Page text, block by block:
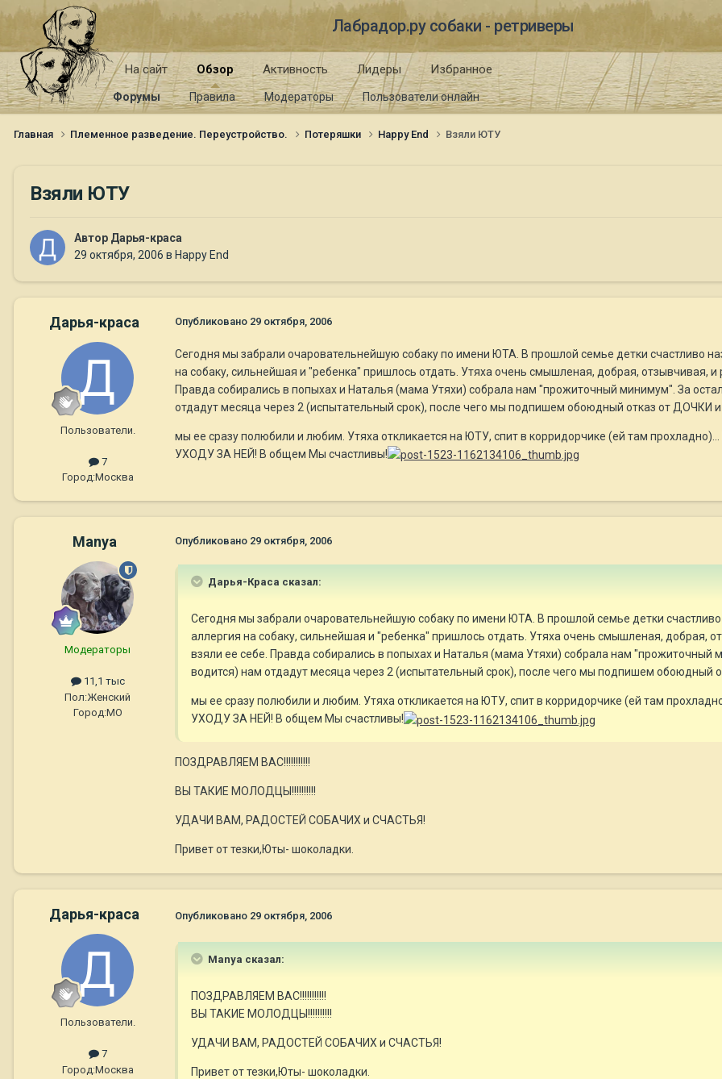
Лабрадор.ру собаки - ретриверы
На сайт Обзор
Форумы Правила Модераторы Пользователи онлайн
Активность Лидеры Избранное
Главная Племенное разведение. Переустройство. Потеряшки Happy End Взяли ЮТУ
Взяли ЮТУ
Автор Дарья-краса
29 октября, 2006 в Happy End
Дарья-краса
Пользователи.
7
Город:Москва
Опубликовано 29 октября, 2006
Сегодня мы забрали очаровательнейшую собаку по имени ЮТА. В прошлой семье детки счастливо
на собаку, сильнейшая и "ребенка" пришлось отдать. Утяха очень смышленая, добрая, отзывчивая,
Правда собирались в попыхах и Наталья (мама Утяхи) собрала нам "прожиточный минимум". За
отдадут месяца через 2 (испытательный срок), после чего мы подпишем обоюдный отказ от ДОЧКИ
мы ее сразу полюбили и любим. Утяха откликается на ЮТУ, спит в корридорчике (ей там
УХОДУ ЗА НЕЙ! В общем Мы счастливы!
Manya
Модераторы
11,1 тыс
Пол:Женский
Город:МО
Опубликовано 29 октября, 2006
Дарья-Краса сказал:
Сегодня мы забрали очаровательнейшую собаку по имени ЮТА. В прошлой семье детки
аллергия на собаку, сильнейшая и "ребенка" пришлось отдать. Утяха очень смышленая, добрая,
взяли ее себе. Правда собирались в попыхах и Наталья (мама Утяхи) собрала нам
водится) нам отдадут месяца через 2 (испытательный срок), после чего мы подпишем обоюдный
мы ее сразу полюбили и любим. Утяха откликается на ЮТУ, спит в корридорчике (ей там
УХОДУ ЗА НЕЙ! В общем Мы счастливы!
ПОЗДРАВЛЯЕМ ВАС!!!!!!!!!!!
ВЫ ТАКИЕ МОЛОДЦЫ!!!!!!!!!!
УДАЧИ ВАМ, РАДОСТЕЙ СОБАЧИХ и СЧАСТЬЯ!
Привет от тезки,Юты- шоколадки.
Дарья-краса
Пользователи.
7
Город:Москва
Опубликовано 29 октября, 2006
Manya сказал:
ПОЗДРАВЛЯЕМ ВАС!!!!!!!!!!!
ВЫ ТАКИЕ МОЛОДЦЫ!!!!!!!!!!
УДАЧИ ВАМ, РАДОСТЕЙ СОБАЧИХ и СЧАСТЬЯ!
Привет от тезки,Юты- шоколадки.